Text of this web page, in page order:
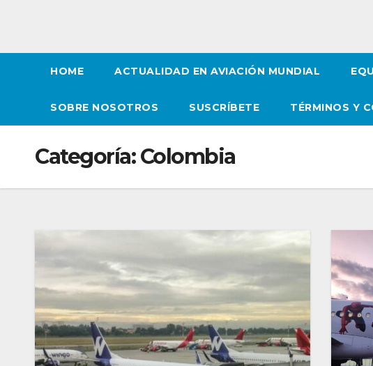
HOME ACTUALIDAD EN AVIACIÓN MUNDIAL
SOBRE NOSOTROS SUSCRÍBETE TÉRMINOS Y
Categoría:Colombia